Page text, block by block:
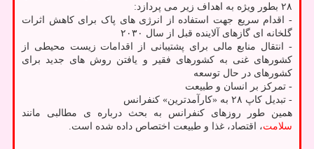
۲۸ بطور ویژه به اهداف زیر می پردازد:
- اقدام سریع جهت استفاده از انرژی های پاک برای کاهش اثرات
گلخانه ای گازهای آلاینده قبل از سال ۲۰۳۰
- انتقال منابع مالی برای پشتیبانی از اقدامات زیست محیطی از
کشورهای غنی به کشورهای فقیر و یافتن روش های جدید برای
کشورهای در حال توسعه
- تمرکز بر انسان و طبیعت
- تبدیل کاپ ۲۸ به «کارآمدترین» کنفرانس
همین طور روزهای کنفرانس به بحث درباره ی مطالبی مانند
سلامت، اقتصاد، غذا و طبیعت اختصاص داده شده است.